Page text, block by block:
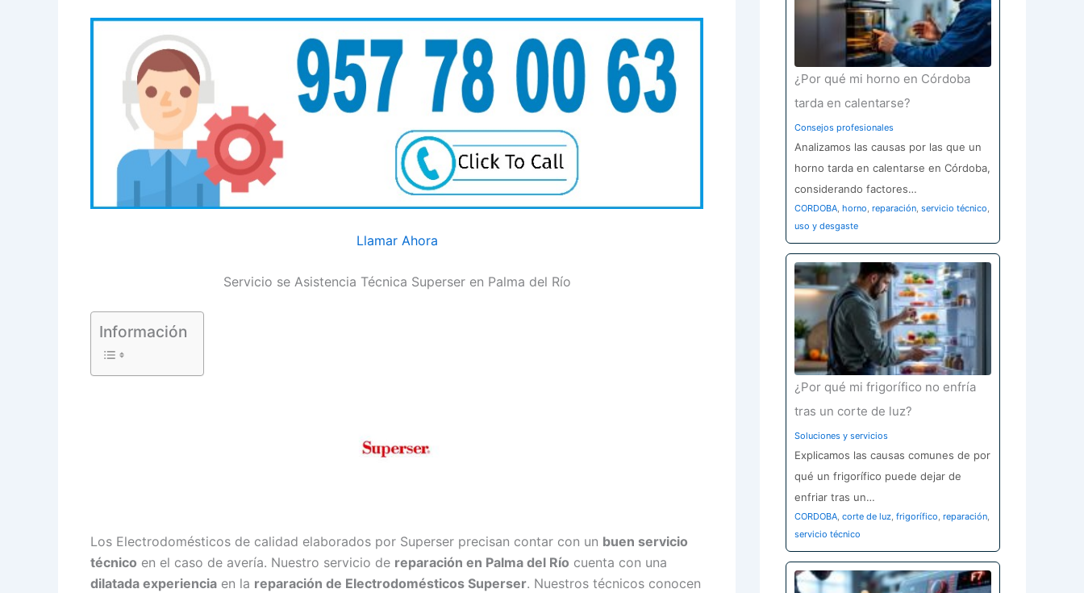
Llamar Ahora
Servicio se Asistencia Técnica Superser en Palma del Río
Información
Los Electrodomésticos de calidad elaborados por Superser precisan contar con un buen servicio
técnico en el caso de avería. Nuestro servicio de reparación en Palma del Río cuenta con una
dilatada experiencia en la reparación de Electrodomésticos Superser. Nuestros técnicos conocen
¿Por qué mi horno en Córdoba
tarda en calentarse?
Consejos profesionales
Analizamos las causas por las que un
horno tarda en calentarse en Córdoba,
considerando factores…
CORDOBA, horno, reparación, servicio técnico,
uso y desgaste
¿Por qué mi frigorífico no enfría
tras un corte de luz?
Soluciones y servicios
Explicamos las causas comunes de por
qué un frigorífico puede dejar de
enfriar tras un…
CORDOBA, corte de luz, frigorífico, reparación,
servicio técnico